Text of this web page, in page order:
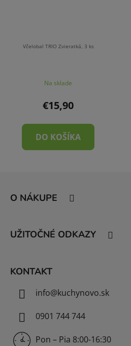
Včelobal TRIO Zvieratká, 3 ks
Na sklade
€15,90
DO KOŠÍKA
O NÁKUPE
UŽITOČNÉ ODKAZY
KONTAKT
info@kuchynovo.sk
0901 744 744
Pon – Pia 8:00-16:30